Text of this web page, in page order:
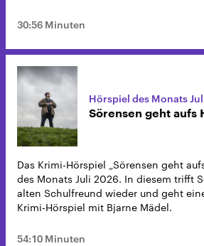
30:56 Minuten
Hörspiel des Monats
Sörensen geht aufs
Das Krimi-Hörspiel „Sörensen geht
des Monats Juli 2026. In diesem trifft
alten Schulfreund wieder und geht
Krimi-Hörspiel mit Bjarne Mädel.
54:10 Minuten